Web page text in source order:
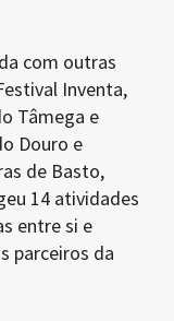
com outras
Inventa,
Tâmega e
Douro e
de Basto,
14 atividades
entre si e
parceiros da